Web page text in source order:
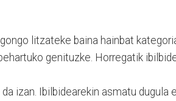
litzateke baina hainbat
genituzke. Horregatik
izan. Ibilbidearekin asmatu dugula